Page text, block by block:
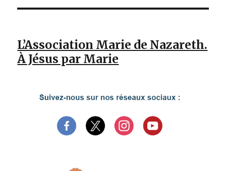
L’Association Marie de Nazareth.
À Jésus par Marie